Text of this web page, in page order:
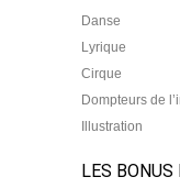
Danse
Lyrique
Cirque
Dompteurs de
Illustration
LES BONUS